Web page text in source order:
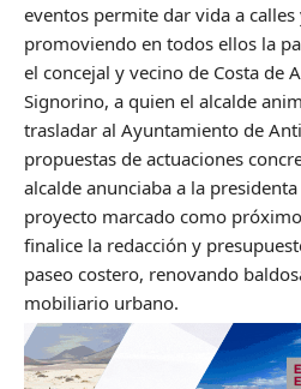
eventos permite dar vida a
promoviendo en todos ellos la
el concejal y vecino de Costa de
Signorino, a quien el alcalde
trasladar al Ayuntamiento de
propuestas de actuaciones
alcalde anunciaba a la
proyecto marcado como
finalice la redacción y
paseo costero, renovando
mobiliario urbano.